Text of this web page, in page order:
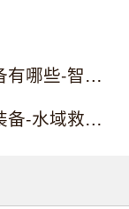
上一条：智能化救援装备有哪些-智能救援设备的使用
下一条：水域救援十个装备-水域救援-防汛物资